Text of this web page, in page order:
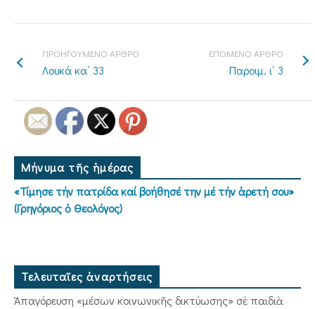
ΠΡΟΗΓΟΥΜΕΝΟ ΑΡΘΡΟ
Λουκά κα΄ 33
ΕΠΟΜΕΝΟ ΑΡΘΡΟ
Παροιμ. ι΄ 3
Μήνυμα τῆς ἡμέρας
«Τίμησε τήν πατρίδα καί βοήθησέ την μέ τήν ἀρετή σου»
(Γρηγόριος ὁ Θεολόγος)
Τελευταῖες ἀναρτήσεις
Ἀπαγόρευση «μέσων κοινωνικῆς δικτύωσης» σὲ παιδιὰ